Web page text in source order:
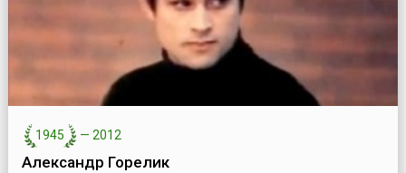
1945 — 2012
Александр Горелик